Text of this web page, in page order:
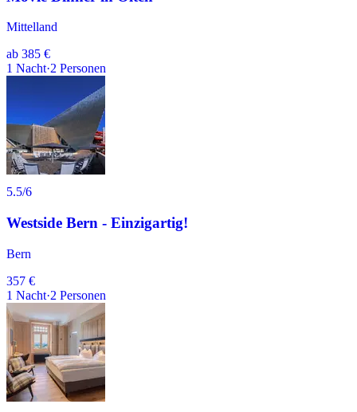
Mittelland
ab 385 €
1 Nacht·2 Personen
5.5/6
Westside Bern - Einzigartig!
Bern
357 €
1 Nacht·2 Personen